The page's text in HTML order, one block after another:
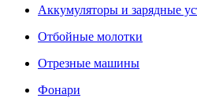
Аккумуляторы и зарядные
Отбойные молотки
Отрезные машины
Фонари